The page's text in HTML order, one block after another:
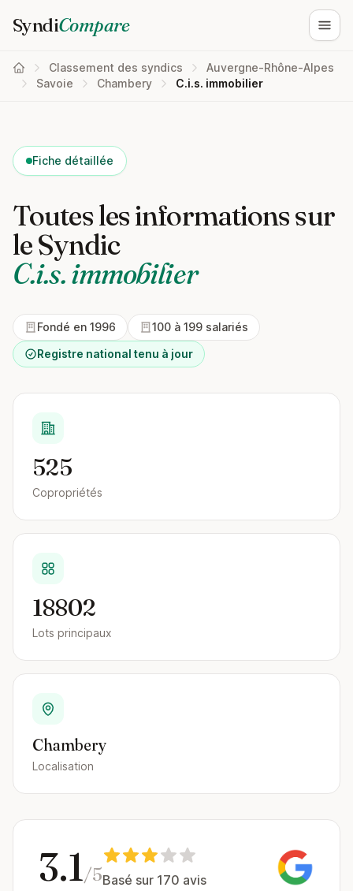
SyndiCompare
Classement des syndics
Auvergne-Rhône-Alpes
Savoie
Chambery C.i.s. immobilier
Fiche détaillée
Toutes les informations sur
le Syndic
C.i.s. immobilier
Fondé en 1996
100 à 199 salariés
Registre national tenu à jour
525
Copropriétés
18802
Lots principaux
Chambery
Localisation
3.1/5Basé sur 170 avis